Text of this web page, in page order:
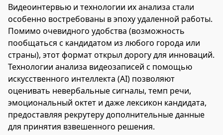
Видеоинтервью и технологии их анализа стали
особенно востребованы в эпоху удаленной работы.
Помимо очевидного удобства (возможность
пообщаться с кандидатом из любого города или
страны), этот формат открыл дорогу для инноваций.
Технологии анализа видеозаписей с помощью
искусственного интеллекта (AI) позволяют
оценивать невербальные сигналы, темп речи,
эмоциональный октет и даже лексикон кандидата,
предоставляя рекрутеру дополнительные данные
для принятия взвешенного решения.